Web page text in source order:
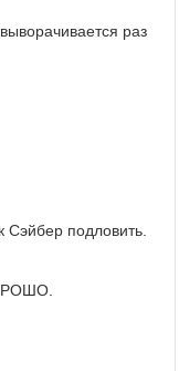
раз
Сэйбер подловить.